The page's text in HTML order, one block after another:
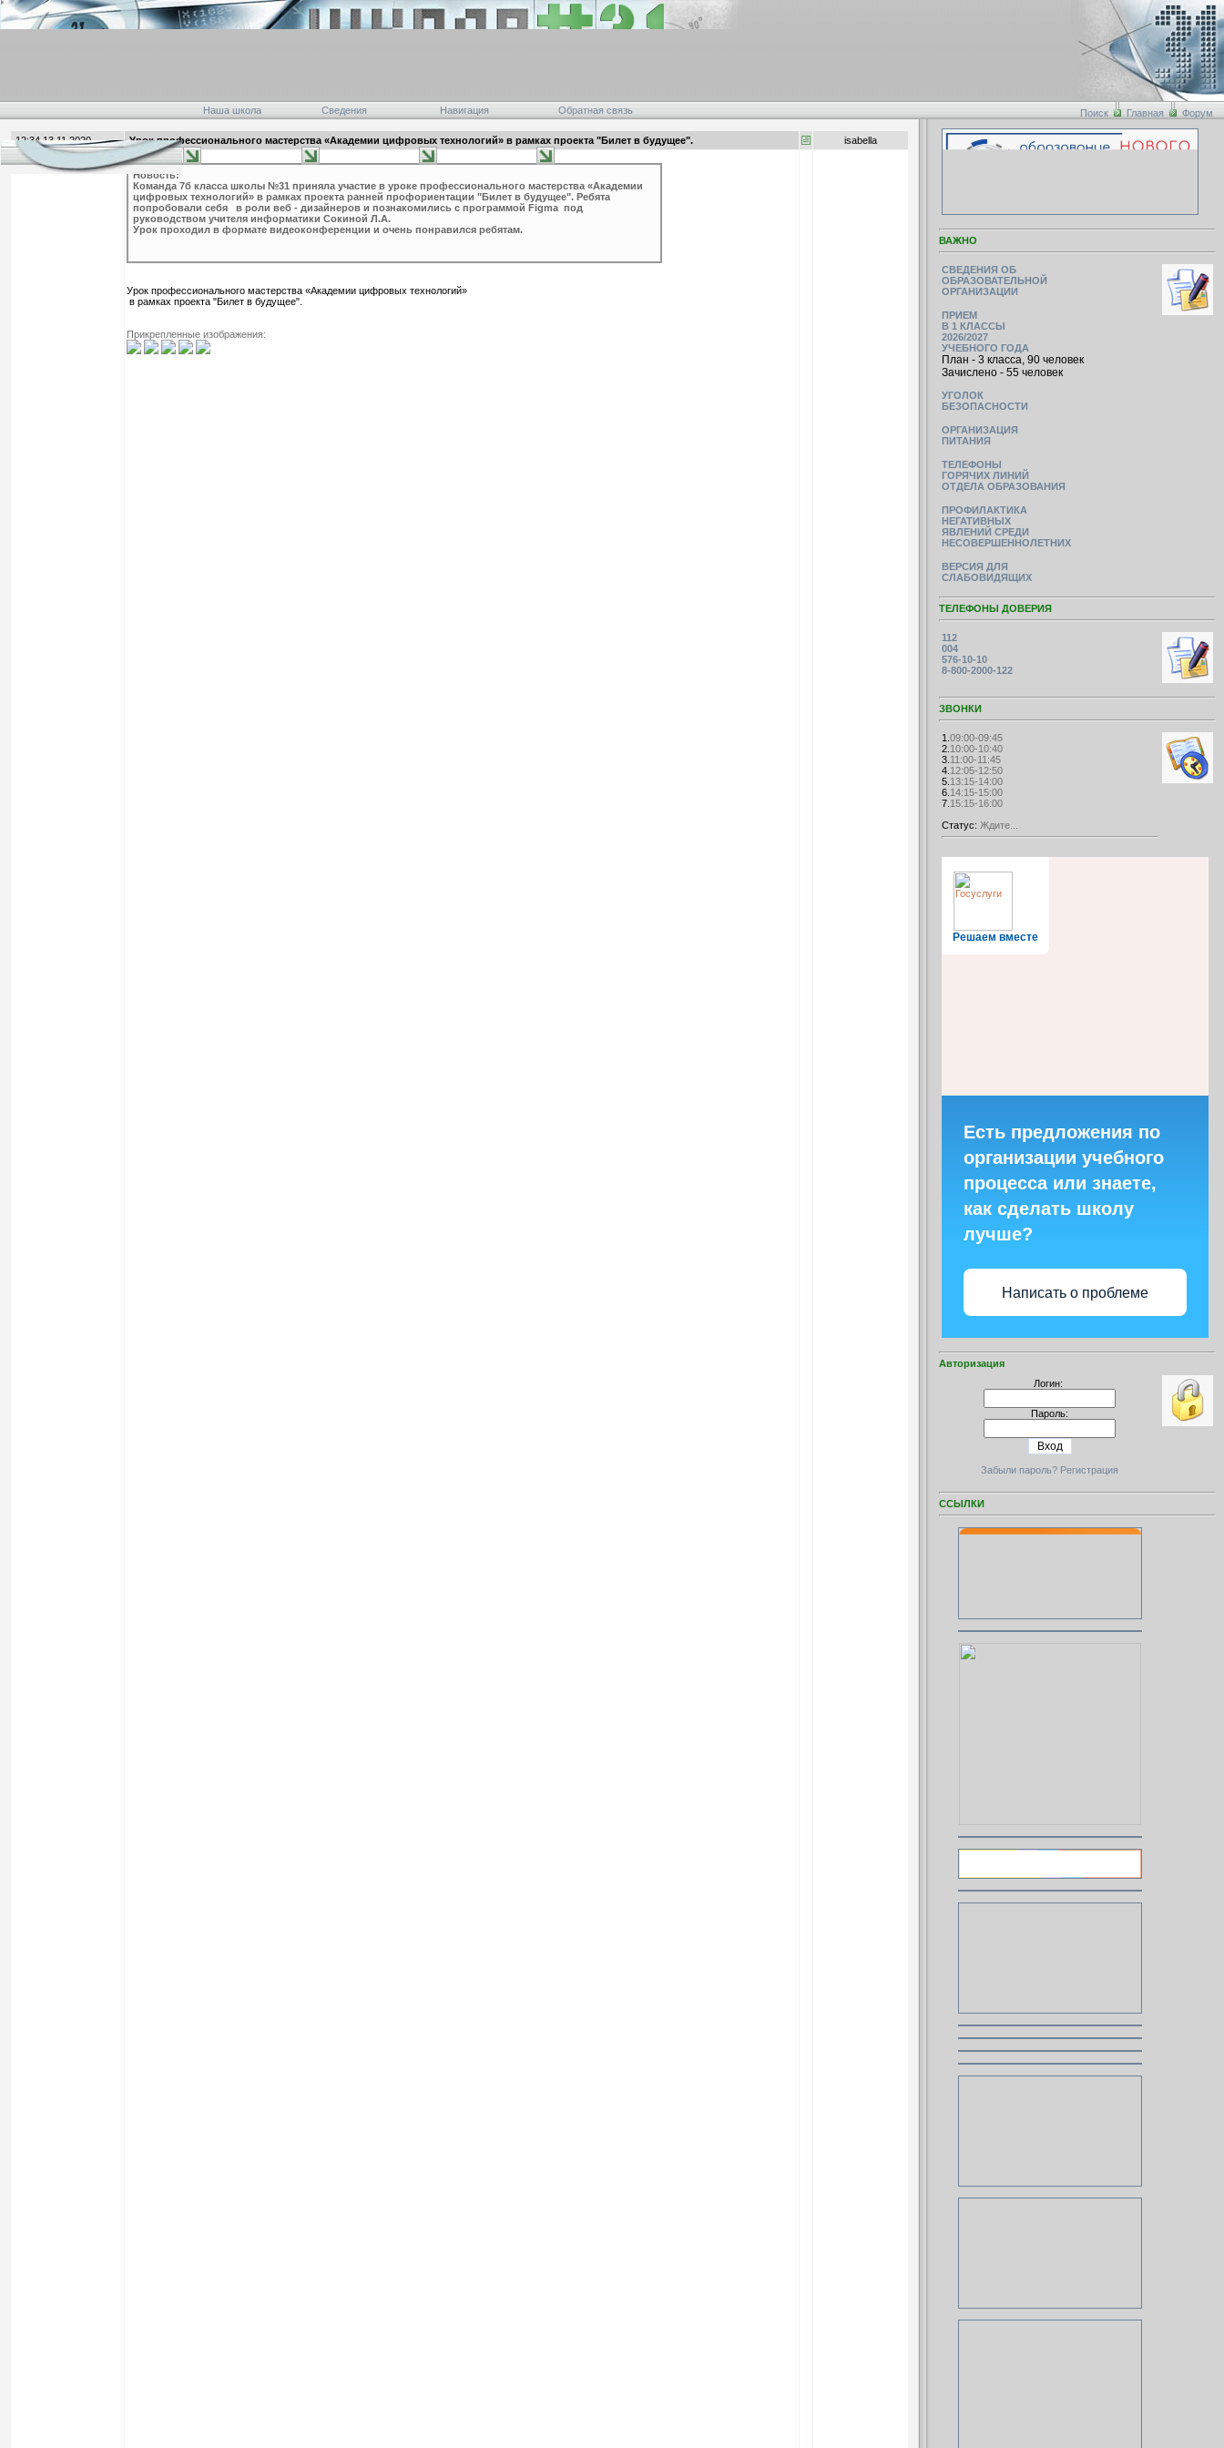
Наша школа Сведения Навигация Обратная связь Поиск Главная Форум
12:34 13.11.2020 Урок профессионального мастерства «Академии цифровых технологий» в рамках проекта "Билет в будущее".
isabella
Новость:
Команда 7б класса школы №31 приняла участие в уроке профессионального мастерства «Академии
цифровых технологий» в рамках проекта ранней профориентации "Билет в будущее". Ребята
попробовали себя в роли веб - дизайнеров и познакомились с программой Figma под
руководством учителя информатики Сокиной Л.А.
Урок проходил в формате видеоконференции и очень понравился ребятам.
Урок профессионального мастерства «Академии цифровых технологий»
в рамках проекта "Билет в будущее".
Прикрепленные изображения:
ВАЖНО
СВЕДЕНИЯ ОБ
ОБРАЗОВАТЕЛЬНОЙ
ОРГАНИЗАЦИИ
ПРИЕМ
В 1 КЛАССЫ
2026/2027
УЧЕБНОГО ГОДА
План - 3 класса, 90 человек
Зачислено - 55 человек
УГОЛОК
БЕЗОПАСНОСТИ
ОРГАНИЗАЦИЯ
ПИТАНИЯ
ТЕЛЕФОНЫ
ГОРЯЧИХ ЛИНИЙ
ОТДЕЛА ОБРАЗОВАНИЯ
ПРОФИЛАКТИКА
НЕГАТИВНЫХ
ЯВЛЕНИЙ СРЕДИ
НЕСОВЕРШЕННОЛЕТНИХ
ВЕРСИЯ ДЛЯ
СЛАБОВИДЯЩИХ
ТЕЛЕФОНЫ ДОВЕРИЯ
112
004
576-10-10
8-800-2000-122
ЗВОНКИ
1. 09:00-09:45
2. 10:00-10:40
3. 11:00-11:45
4. 12:05-12:50
5. 13:15-14:00
6. 14:15-15:00
7. 15:15-16:00
Статус: Ждите...
Решаем вместе
Есть предложения по
организации учебного
процесса или знаете,
как сделать школу
лучше?
Написать о проблеме
Авторизация
Логин:
Пароль:
Забыли пароль? Регистрация
ССЫЛКИ